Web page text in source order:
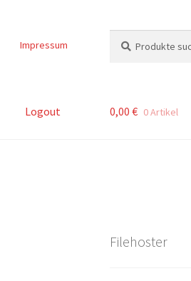
Impressum
nach:
Logout 0,00 € 0 Artikel
Filehoster